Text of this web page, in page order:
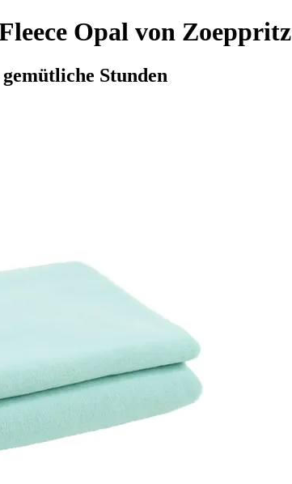
Opal von Zoeppritz
Stunden